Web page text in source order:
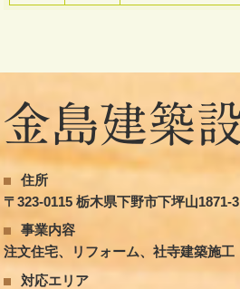
住所
〒323-0115 栃木県下野市下坪山1871-3
事業内容
注文住宅、リフォーム、社寺建築施工
対応エリア